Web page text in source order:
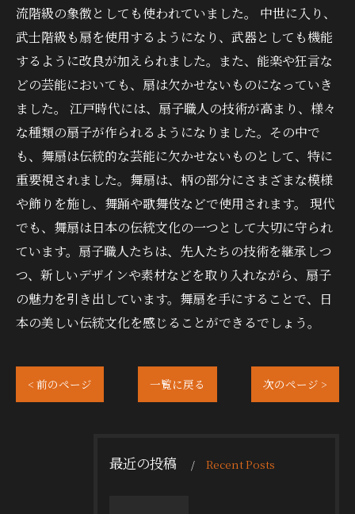
流階級の象徴としても使われていました。 中世に入り、
武士階級も扇を使用するようになり、武器としても機能
するように改良が加えられました。また、能楽や狂言な
どの芸能においても、扇は欠かせないものになっていき
ました。 江戸時代には、扇子職人の技術が高まり、様々
な種類の扇子が作られるようになりました。その中で
も、舞扇は伝統的な芸能に欠かせないものとして、特に
重要視されました。舞扇は、柄の部分にさまざまな模様
や飾りを施し、舞踊や歌舞伎などで使用されます。 現代
でも、舞扇は日本の伝統文化の一つとして大切に守られ
ています。扇子職人たちは、先人たちの技術を継承しつ
つ、新しいデザインや素材などを取り入れながら、扇子
の魅力を引き出しています。舞扇を手にすることで、日
本の美しい伝統文化を感じることができるでしょう。
< 前のページ 一覧に戻る 次のページ >
最近の投稿 Recent Posts